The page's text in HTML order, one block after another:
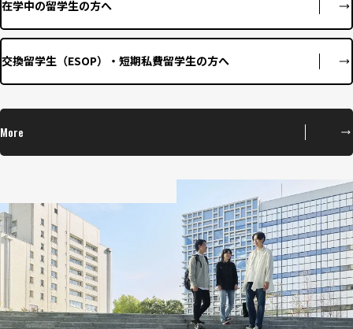
在学中の留学生の方へ
交換留学生（ESOP）・短期私費留学生の方へ
More